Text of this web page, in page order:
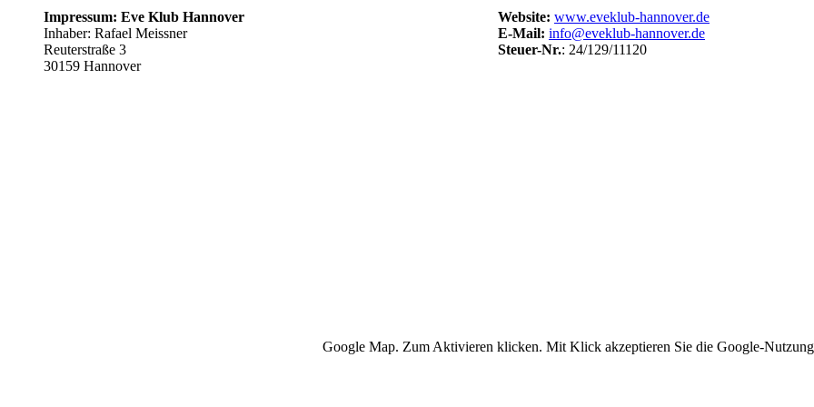
Impressum: Eve Klub Hannover
Inhaber: Rafael Meissner
Reuterstraße 3
30159 Hannover
Website: www.eveklub-hannover.de
E-Mail: info@eveklub-hannover.de
Steuer-Nr.: 24/129/11120
Google Map. Zum Aktivieren klicken. Mit Klick akzeptieren Sie die Google-